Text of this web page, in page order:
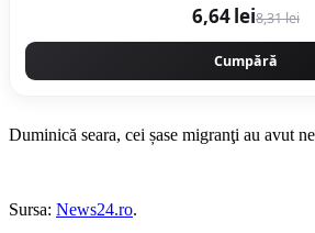
6,64 lei8,31 lei
Cumpără
Duminică seara, cei șase migranţi au avut
Sursa: News24.ro.